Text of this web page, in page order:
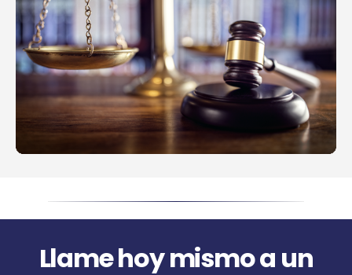
Llame hoy mismo a un